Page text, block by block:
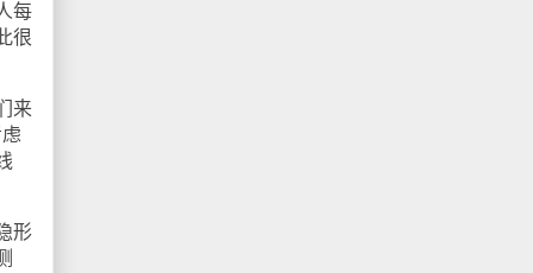
每
很
来
形